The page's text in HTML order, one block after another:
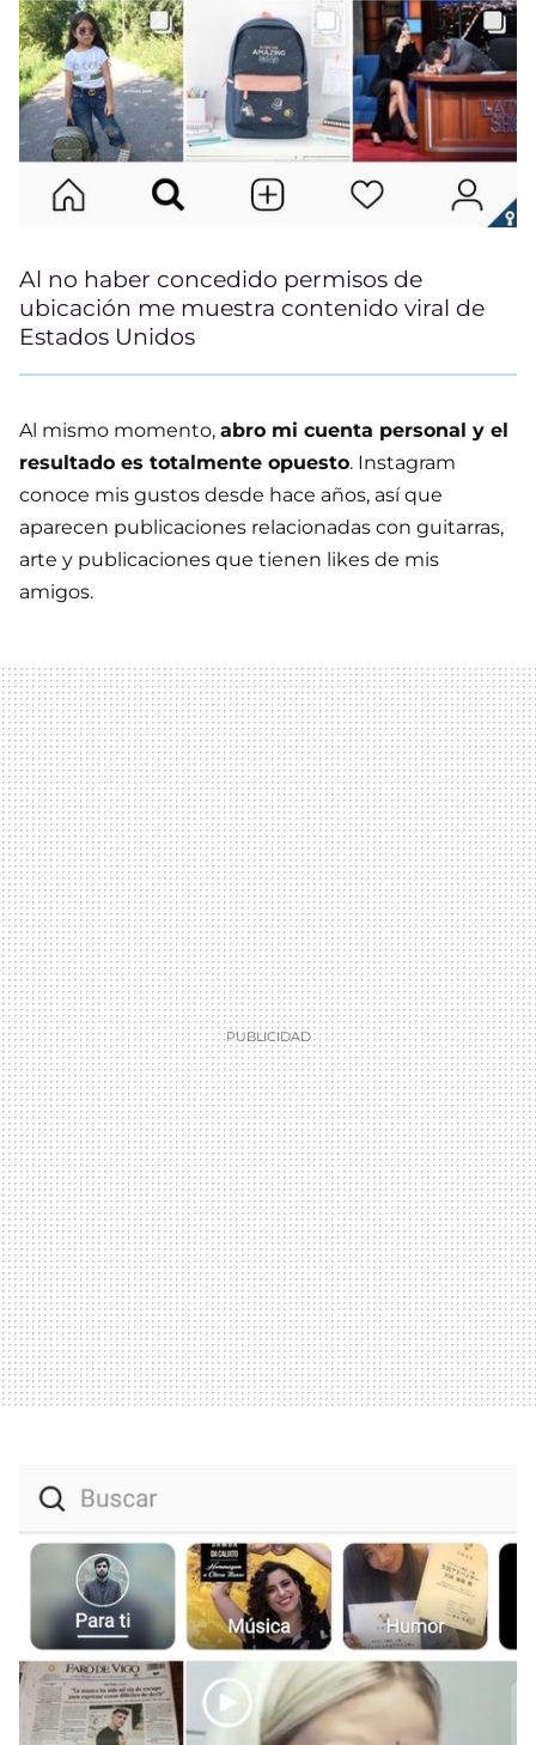
Al no haber concedido permisos de
ubicación me muestra contenido viral de
Estados Unidos
Al mismo momento, abro mi cuenta personal y el
resultado es totalmente opuesto. Instagram
conoce mis gustos desde hace años, así que
aparecen publicaciones relacionadas con guitarras,
arte y publicaciones que tienen likes de mis
amigos.